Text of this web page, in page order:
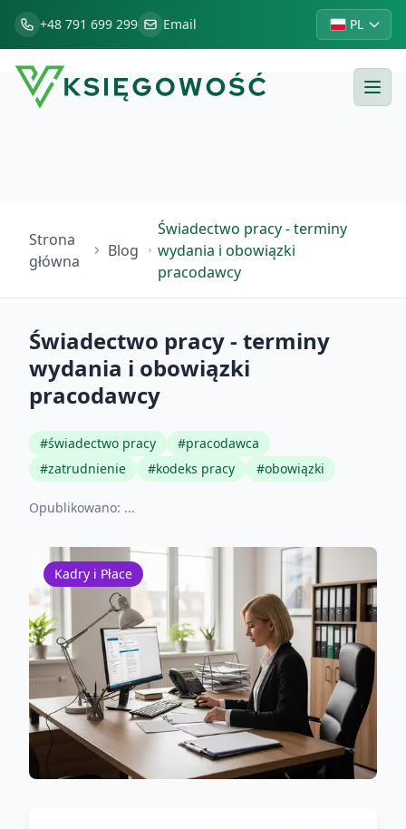
+48 791 699 299 Email PL
Strona
główna
Blog
Świadectwo pracy - terminy
wydania i obowiązki
pracodawcy
Świadectwo pracy - terminy
wydania i obowiązki
pracodawcy
#świadectwo pracy #pracodawca
#zatrudnienie #kodeks pracy #obowiązki
Opublikowano: ...
Kadry i Płace